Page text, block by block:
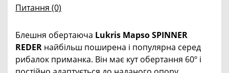
Питання (0)
Блешня обертаюча Lukris Mapso SPINNER
REDER найбільш поширена і популярна серед
рибалок приманка. Він має кут обертання 60º і